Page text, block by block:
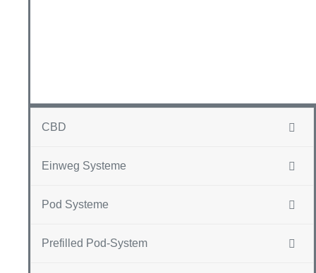
CBD
Einweg Systeme
Pod Systeme
Prefilled Pod-System